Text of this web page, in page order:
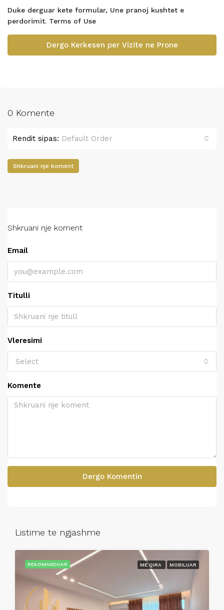
Duke derguar kete formular, Une pranoj kushtet e
perdorimit. Terms of Use
Dergo Kerkesen per Vizite ne Prone
0 Komente
Rendit sipas: Default Order
Shkruani nje koment
Shkruani nje koment
Email
Titulli
Vleresimi
Select
Komente
Dergo Komentin
Listime te ngjashme
REKOMANDUAR ME QIRA MOBILUAR